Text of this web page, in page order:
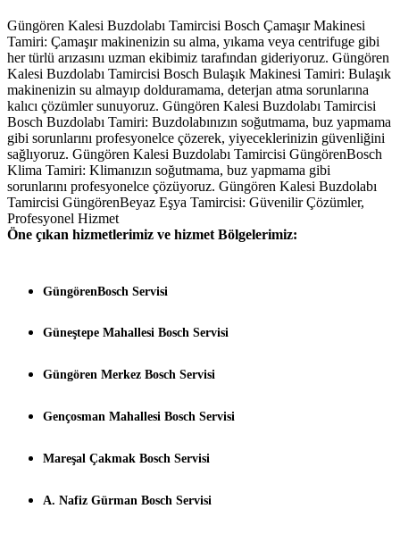
Güngören Kalesi Buzdolabı Tamircisi Bosch Çamaşır Makinesi
Tamiri: Çamaşır makinenizin su alma, yıkama veya centrifuge gibi
her türlü arızasını uzman ekibimiz tarafından gideriyoruz. Güngören
Kalesi Buzdolabı Tamircisi Bosch Bulaşık Makinesi Tamiri: Bulaşık
makinenizin su almayıp dolduramama, deterjan atma sorunlarına
kalıcı çözümler sunuyoruz. Güngören Kalesi Buzdolabı Tamircisi
Bosch Buzdolabı Tamiri: Buzdolabınızın soğutmama, buz yapmama
gibi sorunlarını profesyonelce çözerek, yiyeceklerinizin güvenliğini
sağlıyoruz. Güngören Kalesi Buzdolabı Tamircisi GüngörenBosch
Klima Tamiri: Klimanızın soğutmama, buz yapmama gibi
sorunlarını profesyonelce çözüyoruz. Güngören Kalesi Buzdolabı
Tamircisi GüngörenBeyaz Eşya Tamircisi: Güvenilir Çözümler,
Profesyonel Hizmet
Öne çıkan hizmetlerimiz ve hizmet Bölgelerimiz:
GüngörenBosch Servisi
Güneştepe Mahallesi Bosch Servisi
Güngören Merkez Bosch Servisi
Gençosman Mahallesi Bosch Servisi
Mareşal Çakmak Bosch Servisi
A. Nafiz Gürman Bosch Servisi